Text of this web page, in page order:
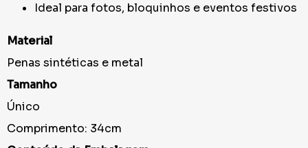
Ideal para fotos, bloquinhos e eventos festivos
Material
Penas sintéticas e metal
Tamanho
Único
Comprimento: 34cm